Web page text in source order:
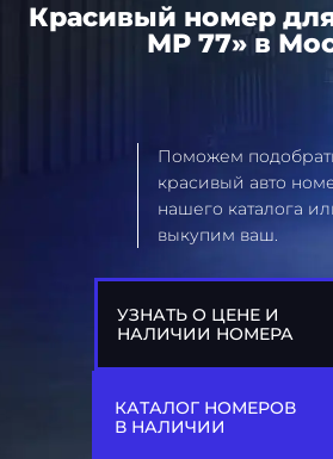
Красивый номер
МР 77» в
Поможем
красивый авто
нашего каталога
выкупим ваш.
А 333
УЗНАТЬ О ЦЕНЕ И
НАЛИЧИИ НОМЕРА
КАТАЛОГ НОМЕРОВ
В НАЛИЧИИ